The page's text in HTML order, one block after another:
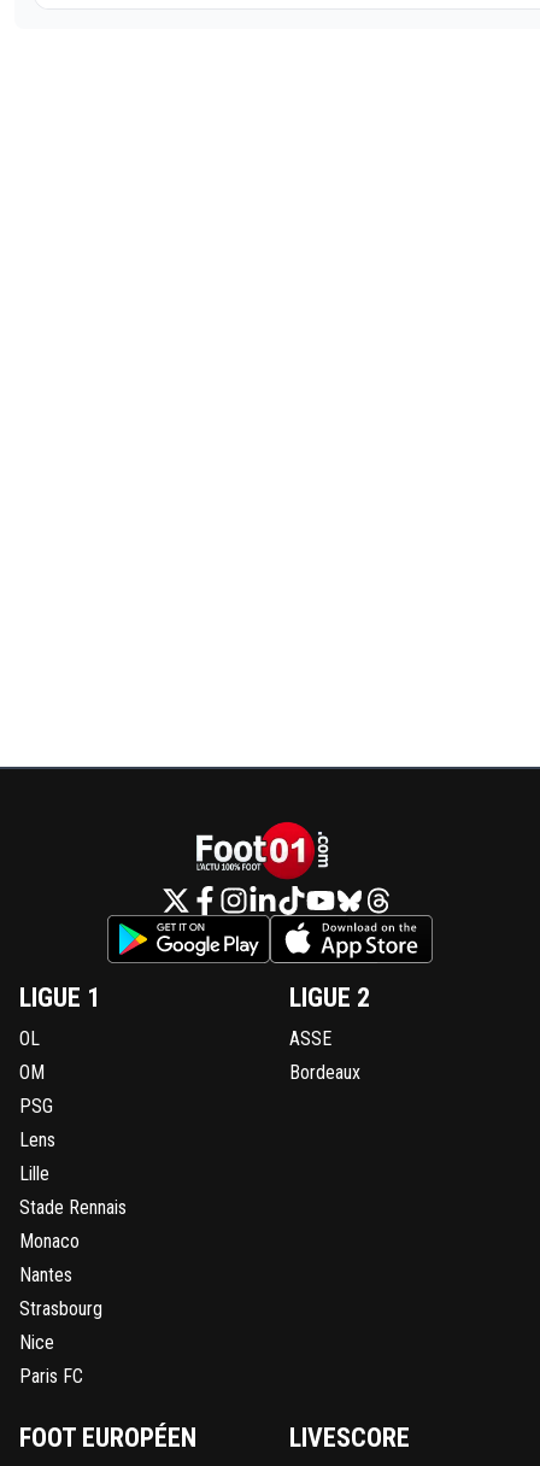
LIGUE 1
OL
OM
PSG
Lens
Lille
Stade Rennais
Monaco
Nantes
Strasbourg
Nice
Paris FC
LIGUE 2
ASSE
Bordeaux
FOOT EUROPÉEN LIVESCORE